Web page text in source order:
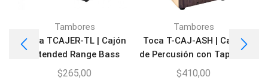
Tambores
Toca TCAJER-TL | Cajón
Extended Range Bass
Reflex
$265,00
Tambores
Toca T-CAJ-ASH | Cajón
de Percusión con Tapa de
Fresno
$410,00